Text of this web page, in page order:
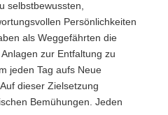
selbstbewussten,
Persönlichkeiten
als Weggefährten die
zur Entfaltung zu
jeden Tag aufs Neue
dieser Zielsetzung
Bemühungen. Jeden